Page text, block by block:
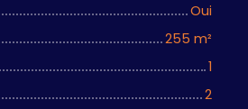
Oui
255 m²
1
2